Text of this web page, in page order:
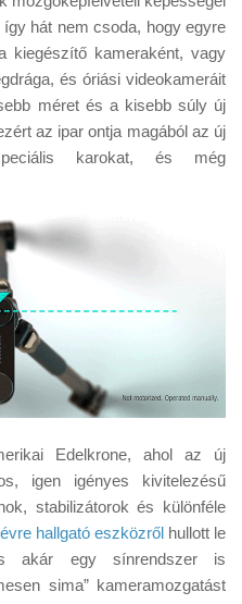
hát nem csoda, hogy egyre
kiegészítő kameraként, vagy
és óriási videokameráit
méret és a kisebb súly új
az ipar ontja magából az új
karokat, és még
Edelkrone, ahol az új
igen igényes kivitelezésű
stabilizátorok és különféle
hallgató eszközről hullott le
egy sínrendszer is
sima” kameramozgatást